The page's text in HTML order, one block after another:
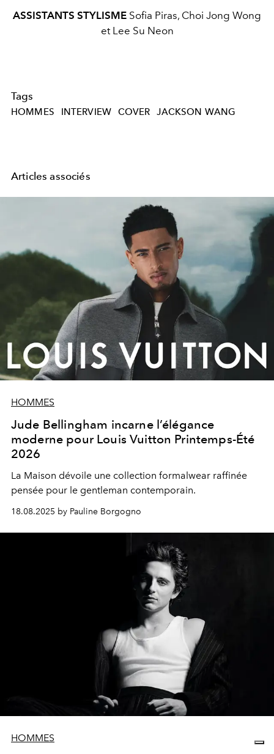
ASSISTANTS STYLISME Sofia Piras, Choi Jong Wong
et Lee Su Neon
Tags
HOMMES INTERVIEW COVER JACKSON WANG
Articles associés
HOMMES
Jude Bellingham incarne l’élégance
moderne pour Louis Vuitton Printemps-Été
2026
La Maison dévoile une collection formalwear raffinée
pensée pour le gentleman contemporain.
18.08.2025 by Pauline Borgogno
HOMMES